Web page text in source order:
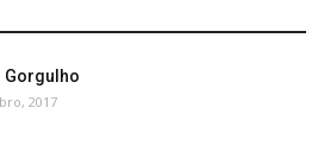
Gorgulho
2017